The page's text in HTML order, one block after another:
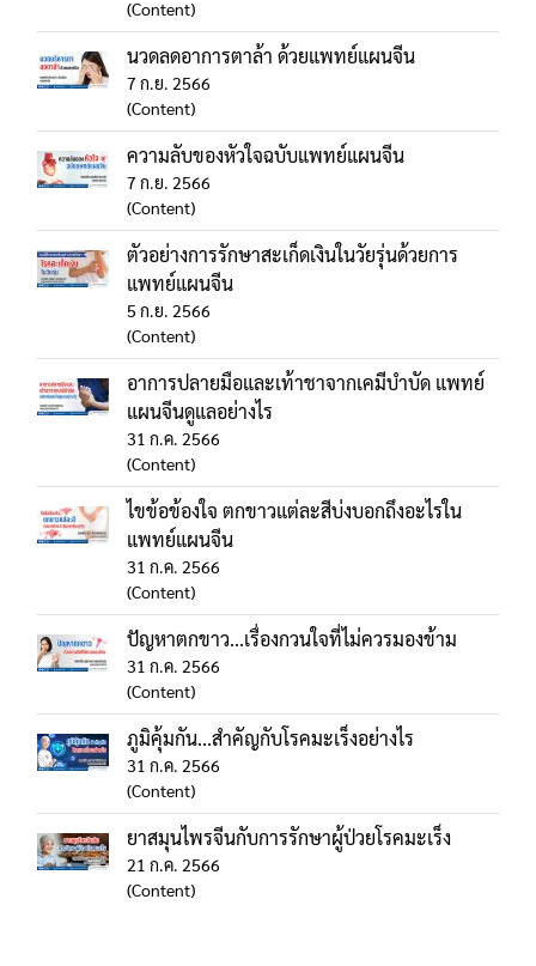
(Content)
นวดลดอาการตาล้า ด้วยแพทย์แผนจีน
7 ก.ย. 2566
(Content)
ความลับของหัวใจฉบับแพทย์แผนจีน
7 ก.ย. 2566
(Content)
ตัวอย่างการรักษาสะเก็ดเงินในวัยรุ่นด้วยการ
แพทย์แผนจีน
5 ก.ย. 2566
(Content)
อาการปลายมือและเท้าชาจากเคมีบำบัด แพทย์
แผนจีนดูแลอย่างไร
31 ก.ค. 2566
(Content)
ไขข้อข้องใจ ตกขาวแต่ละสีบ่งบอกถึงอะไรใน
แพทย์แผนจีน
31 ก.ค. 2566
(Content)
ปัญหาตกขาว...เรื่องกวนใจที่ไม่ควรมองข้าม
31 ก.ค. 2566
(Content)
ภูมิคุ้มกัน...สำคัญกับโรคมะเร็งอย่างไร
31 ก.ค. 2566
(Content)
ยาสมุนไพรจีนกับการรักษาผู้ป่วยโรคมะเร็ง
21 ก.ค. 2566
(Content)